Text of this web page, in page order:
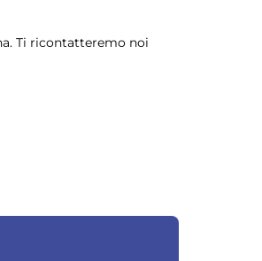
Ti ricontatteremo noi